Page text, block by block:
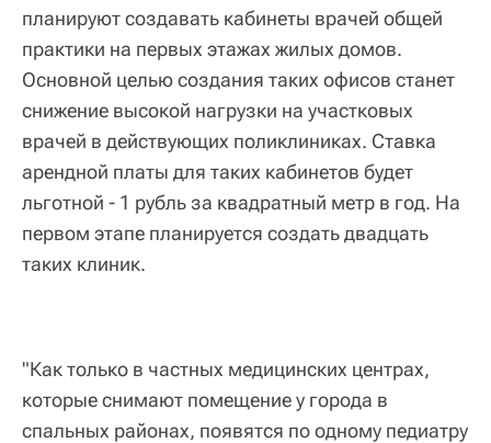
планируют создавать кабинеты врачей общей
практики на первых этажах жилых домов.
Основной целью создания таких офисов станет
снижение высокой нагрузки на участковых
врачей в действующих поликлиниках. Ставка
арендной платы для таких кабинетов будет
льготной - 1 рубль за квадратный метр в год. На
первом этапе планируется создать двадцать
таких клиник.
"Как только в частных медицинских центрах,
которые снимают помещение у города в
спальных районах, появятся по одному педиатру